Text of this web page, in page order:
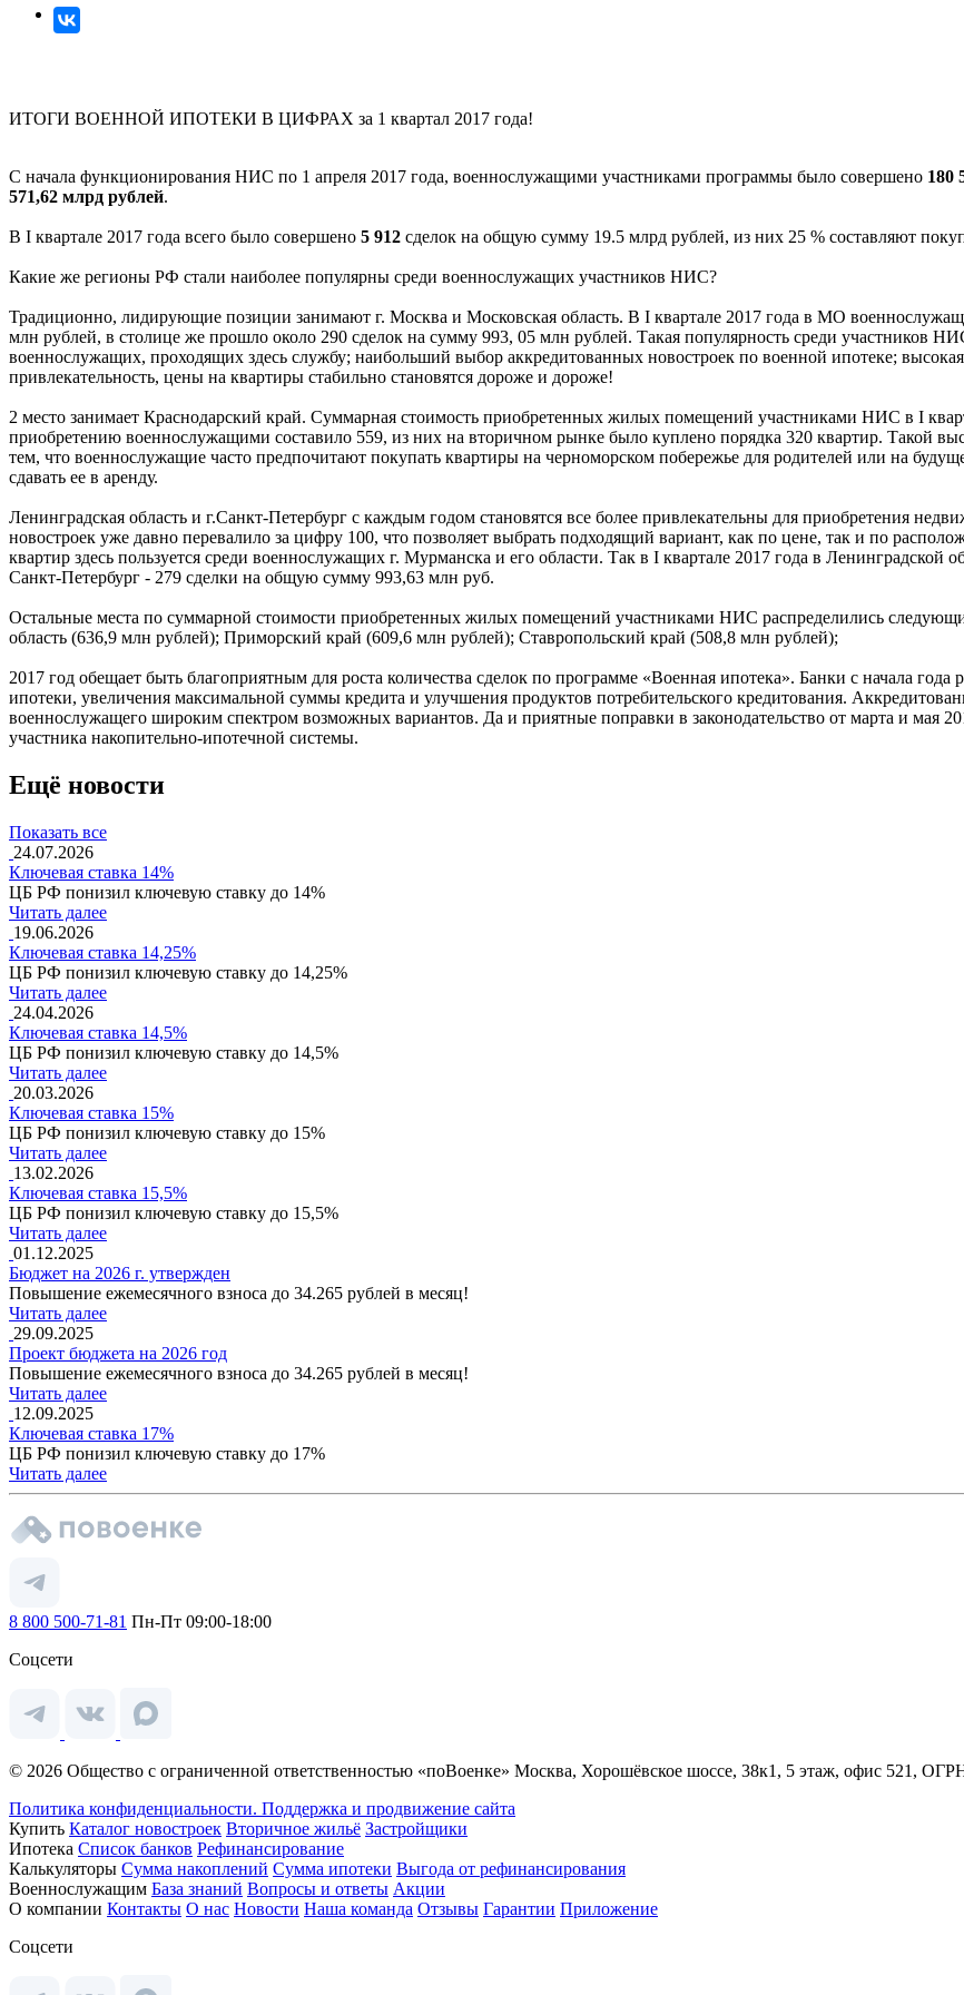
ИТОГИ ВОЕННОЙ ИПОТЕКИ В ЦИФРАХ за 1 квартал 2017 года!
С начала функционирования НИС по 1 апреля 2017 года, военнослужащими участниками программы было совершено 180
571,62 млрд рублей.
В I квартале 2017 года всего было совершено 5 912 сделок на общую сумму 19.5 млрд рублей, из них 25 % составляют
Какие же регионы РФ стали наиболее популярны среди военнослужащих участников НИС?
Традиционно, лидирующие позиции занимают г. Москва и Московская область. В I квартале 2017 года в МО
млн рублей, в столице же прошло около 290 сделок на сумму 993, 05 млн рублей. Такая популярность среди участников
военнослужащих, проходящих здесь службу; наибольший выбор аккредитованных новостроек по военной ипотеке;
привлекательность, цены на квартиры стабильно становятся дороже и дороже!
2 место занимает Краснодарский край. Суммарная стоимость приобретенных жилых помещений участниками НИС в I
приобретению военнослужащими составило 559, из них на вторичном рынке было куплено порядка 320 квартир. Такой
тем, что военнослужащие часто предпочитают покупать квартиры на черноморском побережье для родителей или на
сдавать ее в аренду.
Ленинградская область и г.Санкт-Петербург с каждым годом становятся все более привлекательны для приобретения
новостроек уже давно перевалило за цифру 100, что позволяет выбрать подходящий вариант, как по цене, так и по
квартир здесь пользуется среди военнослужащих г. Мурманска и его области. Так в I квартале 2017 года в
Санкт-Петербург - 279 сделки на общую сумму 993,63 млн руб.
Остальные места по суммарной стоимости приобретенных жилых помещений участниками НИС распределились
область (636,9 млн рублей); Приморский край (609,6 млн рублей); Ставропольский край (508,8 млн рублей);
2017 год обещает быть благоприятным для роста количества сделок по программе «Военная ипотека». Банки с начала
ипотеки, увеличения максимальной суммы кредита и улучшения продуктов потребительского кредитования.
военнослужащего широким спектром возможных вариантов. Да и приятные поправки в законодательство от марта и мая
участника накопительно-ипотечной системы.
Ещё новости
Показать все
24.07.2026
Ключевая ставка 14%
ЦБ РФ понизил ключевую ставку до 14%
Читать далее
19.06.2026
Ключевая ставка 14,25%
ЦБ РФ понизил ключевую ставку до 14,25%
Читать далее
24.04.2026
Ключевая ставка 14,5%
ЦБ РФ понизил ключевую ставку до 14,5%
Читать далее
20.03.2026
Ключевая ставка 15%
ЦБ РФ понизил ключевую ставку до 15%
Читать далее
13.02.2026
Ключевая ставка 15,5%
ЦБ РФ понизил ключевую ставку до 15,5%
Читать далее
01.12.2025
Бюджет на 2026 г. утвержден
Повышение ежемесячного взноса до 34.265 рублей в месяц!
Читать далее
29.09.2025
Проект бюджета на 2026 год
Повышение ежемесячного взноса до 34.265 рублей в месяц!
Читать далее
12.09.2025
Ключевая ставка 17%
ЦБ РФ понизил ключевую ставку до 17%
Читать далее
8 800 500-71-81 Пн-Пт 09:00-18:00
Соцсети
© 2026 Общество с ограниченной ответственностью «поВоенке» Москва, Хорошёвское шоссе, 38к1, 5 этаж, офис 521,
Политика конфиденциальности. Поддержка и продвижение сайта
Купить Каталог новостроек Вторичное жильё Застройщики
Ипотека Список банков Рефинансирование
Калькуляторы Сумма накоплений Сумма ипотеки Выгода от рефинансирования
Военнослужащим База знаний Вопросы и ответы Акции
О компании Контакты О нас Новости Наша команда Отзывы Гарантии Приложение
Соцсети